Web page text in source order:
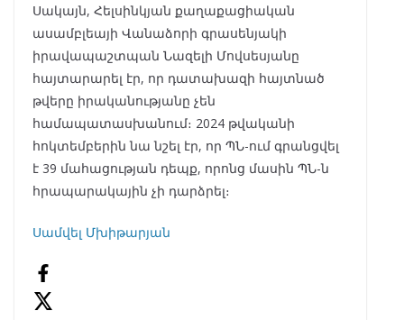
Սակայն, Հելսինկյան քաղաքացիական
ասամբլեայի Վանաձորի գրասենյակի
իրավապաշտպան Նազելի Մովսեսյանը
հայտարարել էր, որ դատախազի հայտնած
թվերը իրականությանը չեն
համապատասխանում։ 2024 թվականի
հոկտեմբերին նա նշել էր, որ ՊՆ-ում գրանցվել
է 39 մահացության դեպք, որոնց մասին ՊՆ-ն
հրապարակային չի դարձրել։
Սամվել Մխիթարյան